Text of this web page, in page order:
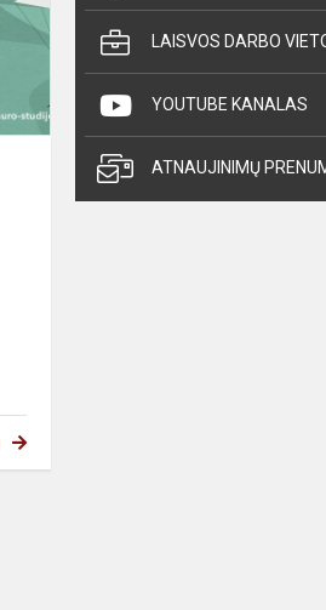
LAISVOS DARBO
YOUTUBE KANALAS
ATNAUJINIMŲ